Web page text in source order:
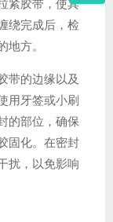
紧胶带，使其
绕完成后，检
地方。
带的边缘以及
用牙签或小刷
的部位，确保
固化。在密封
扰，以免影响